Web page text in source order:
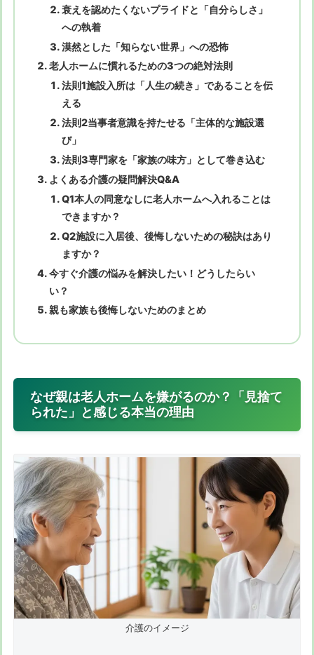
衰えを認めたくないプライドと「自分らしさ」
への執着
漠然とした「知らない世界」への恐怖
老人ホームに慣れるための3つの絶対法則
法則1施設入所は「人生の続き」であることを伝
える
法則2当事者意識を持たせる「主体的な施設選
び」
法則3専門家を「家族の味方」として巻き込む
よくある介護の疑問解決Q&A
Q1本人の同意なしに老人ホームへ入れることは
できますか？
Q2施設に入居後、後悔しないための秘訣はあり
ますか？
今すぐ介護の悩みを解決したい！どうしたらい
い？
親も家族も後悔しないためのまとめ
なぜ親は老人ホームを嫌がるのか？「見捨て
られた」と感じる本当の理由
介護のイメージ